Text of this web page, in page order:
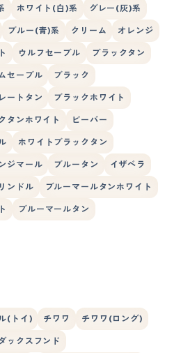
ホワイト(白)系 グレー(灰)系
ブルー(青)系 クリーム オレンジ
ウルフセーブル ブラックタン
セーブル ブラック
ートタン ブラックホワイト
タンホワイト ビーバー
ホワイトブラックタン
ジマール ブルータン イザベラ
ンドル ブルーマールタンホワイト
ブルーマールタン
(トイ) チワワ チワワ(ロング)
ックスフンド